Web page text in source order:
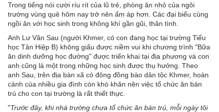
Trong tiếng nói cười ríu rít của lũ trẻ, phòng ăn nhỏ của ngôi
trường vùng quê hôm nay trở nên ấm áp hơn. Các đại biểu cùng
ngồi ăn với học sinh trong không khí gần gũi, thân tình.
Anh Lư Văn Sau (người Khmer, có con đang học tại trường Tiểu
học Tân Hiệp B) không giấu được niềm vui khi chương trình "Bữa
ăn dinh dưỡng học đường" được triển khai tại địa phương và con
anh cũng là một trong những học sinh được thụ hưởng. Theo
anh Sau, trên địa bàn xã có đông đồng bào dân tộc Khmer, hoàn
cảnh của nhiều gia đình còn khó khăn nên việc tổ chức ăn bán
trú cho con tại trường là rất thiết thực.
"Trước đây, khi nhà trường chưa tổ chức ăn bán trú, mỗi ngày tôi